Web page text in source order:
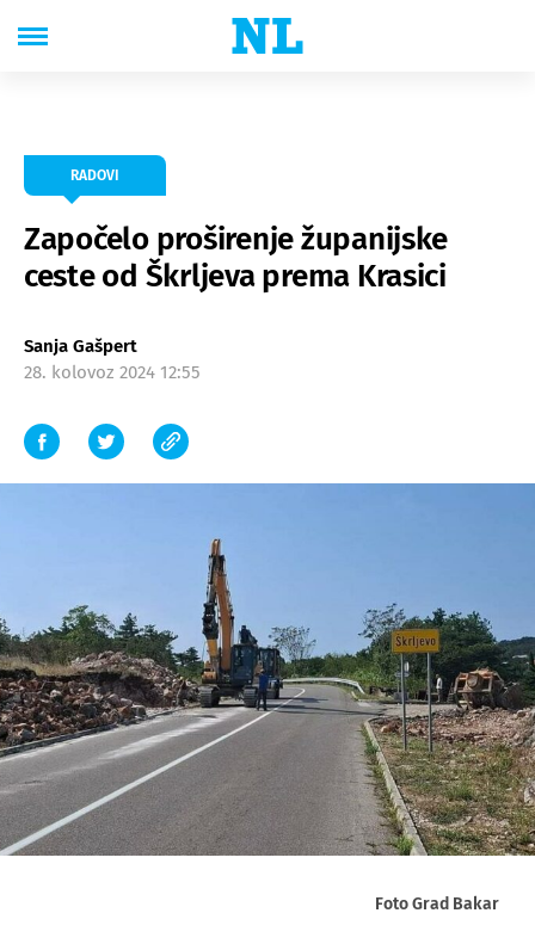
RADOVI
Započelo proširenje županijske
ceste od Škrljeva prema Krasici
Sanja Gašpert
28. kolovoz 2024 12:55
Foto Grad Bakar